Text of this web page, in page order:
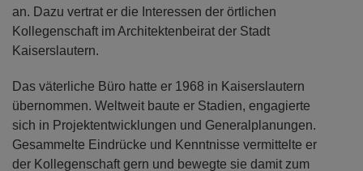
an. Dazu vertrat er die Interessen der örtlichen
Kollegenschaft im Architektenbeirat der Stadt
Kaiserslautern.
Das väterliche Büro hatte er 1968 in Kaiserslautern
übernommen. Weltweit baute er Stadien, engagierte
sich in Projektentwicklungen und Generalplanungen.
Gesammelte Eindrücke und Kenntnisse vermittelte er
der Kollegenschaft gern und bewegte sie damit zum